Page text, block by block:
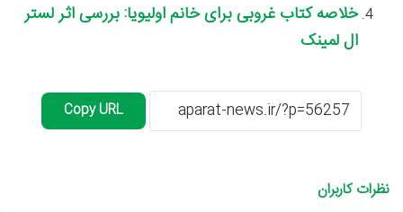
خلاصه کتاب غروبی برای خانم اولیویا: بررسی اثر لستر
ال لمینک
Copy URL
نظرات کاربران